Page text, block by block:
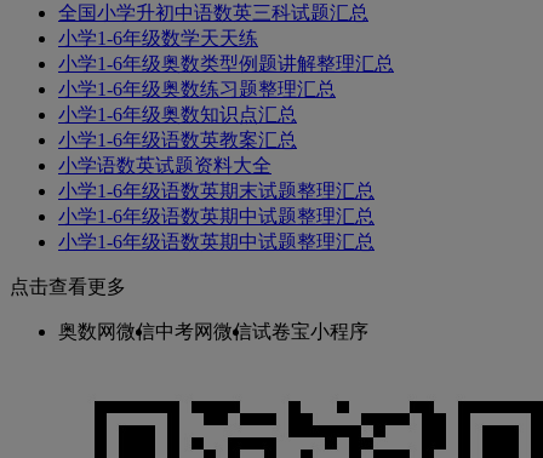
全国小学升初中语数英三科试题汇总
小学1-6年级数学天天练
小学1-6年级奥数类型例题讲解整理汇总
小学1-6年级奥数练习题整理汇总
小学1-6年级奥数知识点汇总
小学1-6年级语数英教案汇总
小学语数英试题资料大全
小学1-6年级语数英期末试题整理汇总
小学1-6年级语数英期中试题整理汇总
小学1-6年级语数英期中试题整理汇总
点击查看更多
奥数网微信中考网微信试卷宝小程序